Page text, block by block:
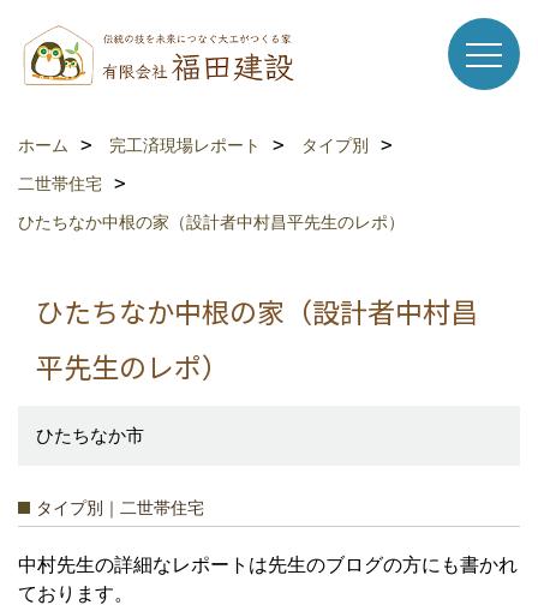
ホーム 完工済現場レポート
タイプ別
二世帯住宅
ひたちなか中根の家（設計者中村昌平先生のレポ）
ひたちなか中根の家（設計者中村昌
平先生のレポ）
ひたちなか市
タイプ別｜二世帯住宅
中村先生の詳細なレポートは先生のブログの方にも書かれ
ております。